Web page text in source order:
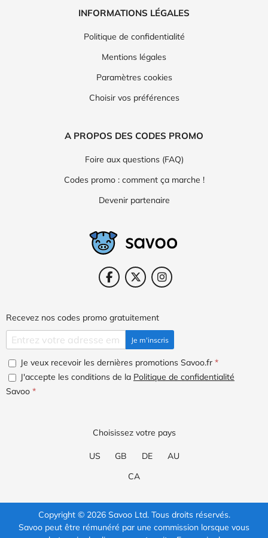
INFORMATIONS LÉGALES
Politique de confidentialité
Mentions légales
Paramètres cookies
Choisir vos préférences
A PROPOS DES CODES PROMO
Foire aux questions (FAQ)
Codes promo : comment ça marche !
Devenir partenaire
Recevez nos codes promo gratuitement
Je m'inscris
Je veux recevoir les dernières promotions Savoo.fr *
J'accepte les conditions de la Politique de confidentialité
Savoo *
Choisissez votre pays
US GB DE
AU
CA
Copyright © 2026 Savoo Ltd. Tous droits réservés.
Savoo peut être rémunéré par une commission lorsque vous